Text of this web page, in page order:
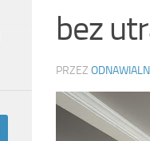
bez
PRZEZ